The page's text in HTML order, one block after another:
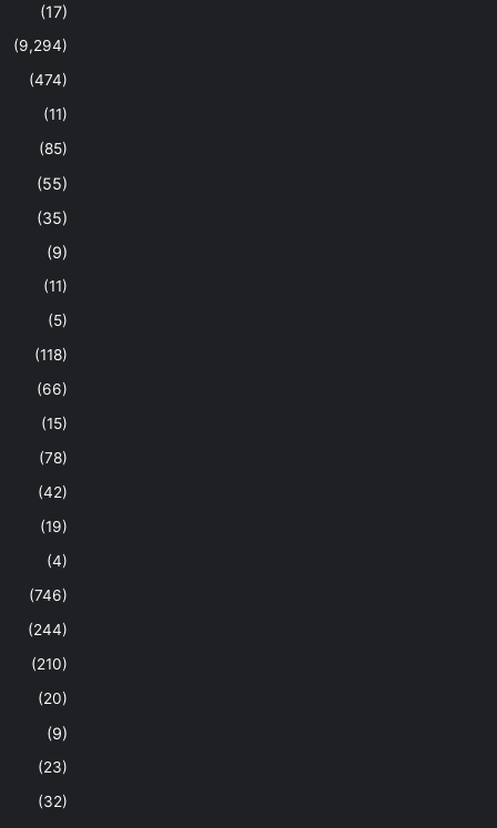
(17)
(9,294)
(474)
(11)
(85)
(55)
(35)
(9)
(11)
(5)
(118)
(66)
(15)
(78)
(42)
(19)
(4)
(746)
(244)
(210)
(20)
(9)
(23)
(32)